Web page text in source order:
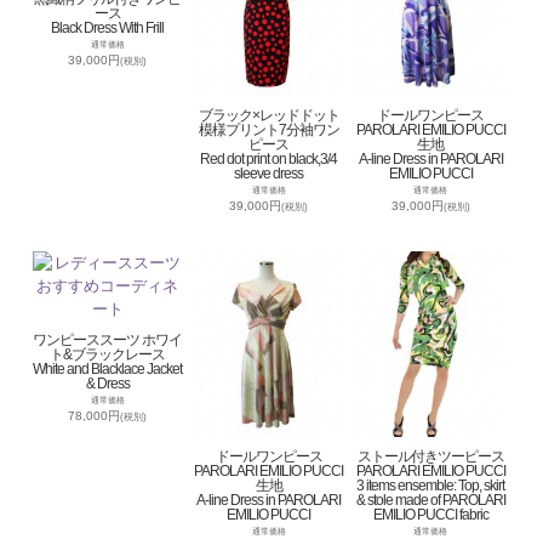
ース
Black Dress With Frill
通常価格
39,000円(税別)
ブラック×レッドドット
模様プリント7分袖ワン
ピース
Red dot print on black,3/4
sleeve dress
通常価格
39,000円(税別)
ドールワンピース
PAROLARI EMILIO PUCCI
生地
A-line Dress in PAROLARI
EMILIO PUCCI
通常価格
39,000円(税別)
ワンピーススーツ ホワイ
ト&ブラックレース
White and Blacklace Jacket
& Dress
通常価格
78,000円(税別)
ドールワンピース
PAROLARI EMILIO PUCCI
生地
A-line Dress in PAROLARI
EMILIO PUCCI
通常価格
ストール付きツーピース
PAROLARI EMILIO PUCCI
3 items ensemble: Top, skirt
& stole made of PAROLARI
EMILIO PUCCI fabric
通常価格